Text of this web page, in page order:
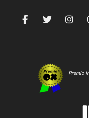
Premio